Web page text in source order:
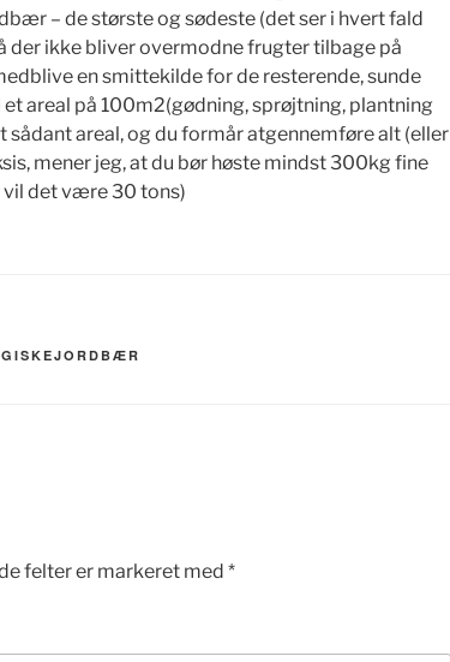
– de største og sødeste (det ser i hvert fald
ikke bliver overmodne frugter tilbage på
en smittekilde for de resterende, sunde
areal på 100m2(gødning, sprøjtning, plantning
sådant areal, og du formår atgennemføre alt (eller
mener jeg, at du bør høste mindst 300kg fine
vil det være 30 tons)
felter er markeret med *